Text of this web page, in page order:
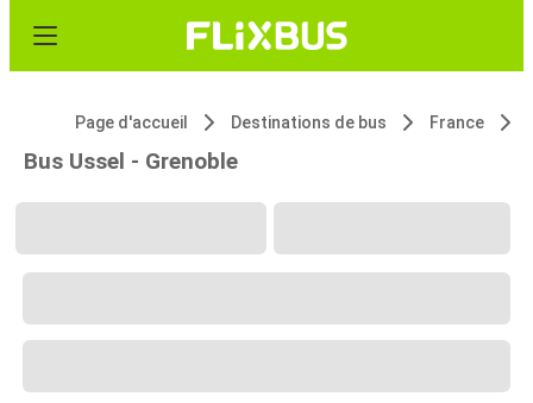
Page d'accueil Destinations de bus France
Bus Ussel - Grenoble